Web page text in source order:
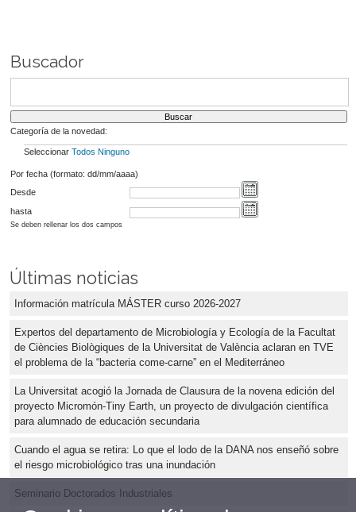
Buscador
Categoría de la novedad:
Seleccionar Todos Ninguno
Por fecha (formato: dd/mm/aaaa)
Desde
hasta
Se deben rellenar los dos campos
Últimas noticias
Información matrícula MÁSTER curso 2026-2027
Expertos del departamento de Microbiología y Ecología de la Facultat
de Ciències Biològiques de la Universitat de València aclaran en TVE
el problema de la “bacteria come-carne” en el Mediterráneo
La Universitat acogió la Jornada de Clausura de la novena edición del
proyecto Micromón-Tiny Earth, un proyecto de divulgación científica
para alumnado de educación secundaria
Cuando el agua se retira: Lo que el lodo de la DANA nos enseñó sobre
el riesgo microbiológico tras una inundación
Seminario Doctorados Industriales